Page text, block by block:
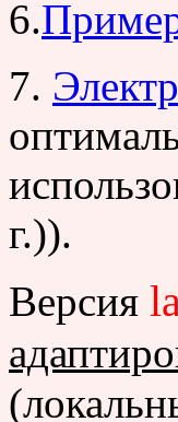
6.
7.
г.)).
Версия